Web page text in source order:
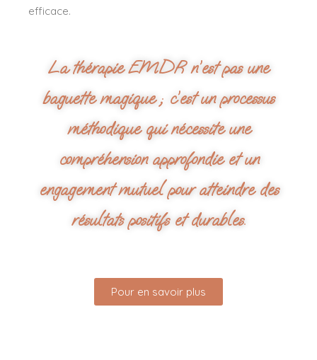
efficace.
La thérapie EMDR n’est pas une
baguette magique ; c’est un processus
méthodique qui nécessite une
compréhension approfondie et un
engagement mutuel pour atteindre des
résultats positifs et durables.
Pour en savoir plus